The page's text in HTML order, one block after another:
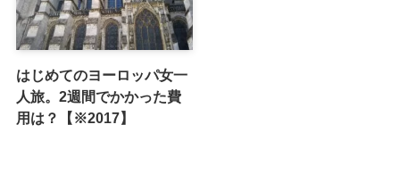
はじめてのヨーロッパ女一
人旅。2週間でかかった費
用は？【※2017】